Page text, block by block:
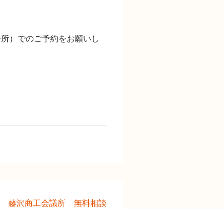
）でのご予約をお願いし
藤沢商工会議所 無料相談